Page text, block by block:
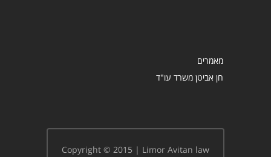
מאמרים
Copyright © 2015 | Limor Avitan law